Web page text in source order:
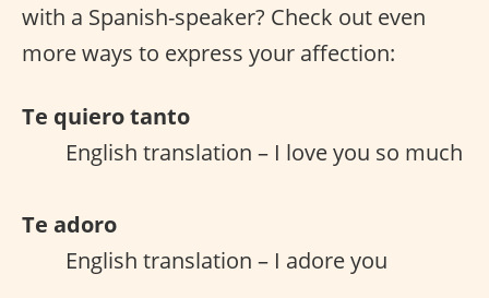
with a Spanish-speaker? Check out even
more ways to express your affection:
Te quiero tanto
English translation – I love you so much
Te adoro
English translation – I adore you